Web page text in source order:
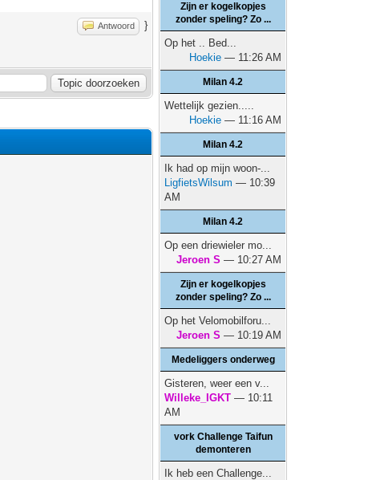
Antwoord }
Zijn er kogelkopjes
zonder speling? Zo ...
Op het .. Bed...
Hoekie — 11:26 AM
Milan 4.2
Wettelijk gezien.....
Hoekie — 11:16 AM
Milan 4.2
Ik had op mijn woon-...
LigfietsWilsum — 10:39
AM
Milan 4.2
Op een driewieler mo...
Jeroen S — 10:27 AM
Zijn er kogelkopjes
zonder speling? Zo ...
Op het Velomobilforu...
Jeroen S — 10:19 AM
Medeliggers onderweg
Gisteren, weer een v...
Willeke_IGKT — 10:11
AM
vork Challenge Taifun
demonteren
Ik heb een Challenge...